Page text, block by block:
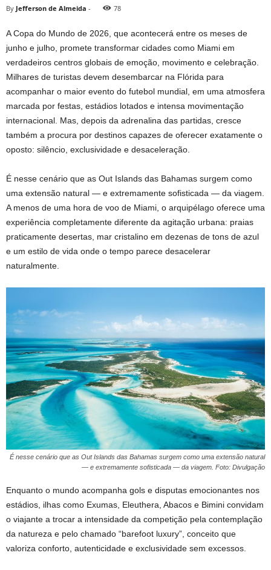
By Jefferson de Almeida - 78
A Copa do Mundo de 2026, que acontecerá entre os meses de
junho e julho, promete transformar cidades como Miami em
verdadeiros centros globais de emoção, movimento e celebração.
Milhares de turistas devem desembarcar na Flórida para
acompanhar o maior evento do futebol mundial, em uma atmosfera
marcada por festas, estádios lotados e intensa movimentação
internacional. Mas, depois da adrenalina das partidas, cresce
também a procura por destinos capazes de oferecer exatamente o
oposto: silêncio, exclusividade e desaceleração.
É nesse cenário que as Out Islands das Bahamas surgem como
uma extensão natural — e extremamente sofisticada — da viagem.
A menos de uma hora de voo de Miami, o arquipélago oferece uma
experiência completamente diferente da agitação urbana: praias
praticamente desertas, mar cristalino em dezenas de tons de azul
e um estilo de vida onde o tempo parece desacelerar
naturalmente.
É nesse cenário que as Out Islands das Bahamas surgem como uma extensão natural
— e extremamente sofisticada — da viagem. Foto: Divulgação
Enquanto o mundo acompanha gols e disputas emocionantes nos
estádios, ilhas como Exumas, Eleuthera, Abacos e Bimini convidam
o viajante a trocar a intensidade da competição pela contemplação
da natureza e pelo chamado “barefoot luxury”, conceito que
valoriza conforto, autenticidade e exclusividade sem excessos.